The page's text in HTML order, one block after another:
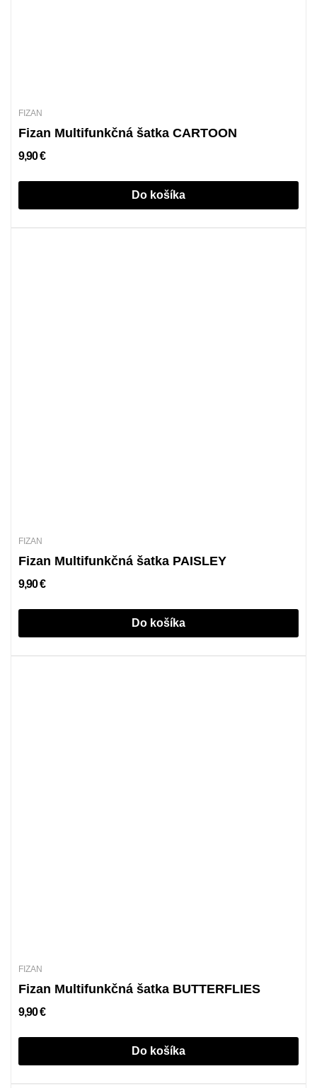
FIZAN
Fizan Multifunkčná šatka CARTOON
9,90 €
Do košíka
FIZAN
Fizan Multifunkčná šatka PAISLEY
9,90 €
Do košíka
FIZAN
Fizan Multifunkčná šatka BUTTERFLIES
9,90 €
Do košíka